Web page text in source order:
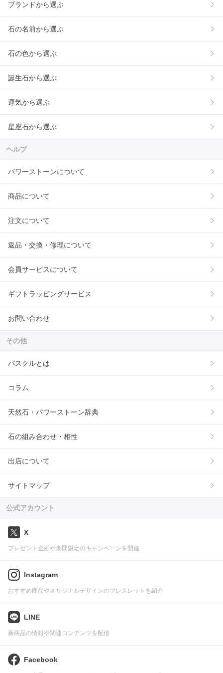
ブランドから選ぶ
石の名前から選ぶ
石の色から選ぶ
誕生石から選ぶ
運気から選ぶ
星座石から選ぶ
ヘルプ
パワーストーンについて
商品について
注文について
返品・交換・修理について
会員サービスについて
ギフトラッピングサービス
お問い合わせ
その他
パスクルとは
コラム
天然石・パワーストーン辞典
石の組み合わせ・相性
出店について
サイトマップ
公式アカウント
X
プレゼント企画や期間限定のキャンペーンを開催
Instagram
おすすめ商品やオリジナルデザインのブレスレットを紹介
LINE
新商品の情報や関連コンテンツを配信
Facebook